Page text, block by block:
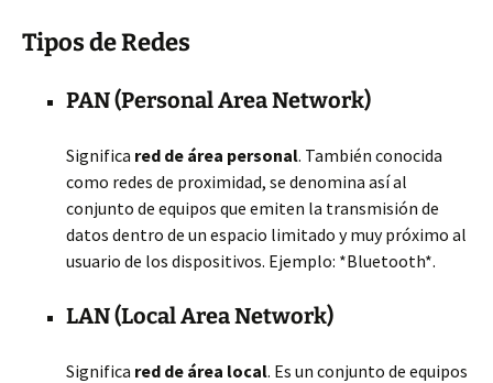
Tipos de Redes
PAN (Personal Area Network)
Significa red de área personal. También conocida
como redes de proximidad, se denomina así al
conjunto de equipos que emiten la transmisión de
datos dentro de un espacio limitado y muy próximo al
usuario de los dispositivos. Ejemplo: *Bluetooth*.
LAN (Local Area Network)
Significa red de área local. Es un conjunto de equipos